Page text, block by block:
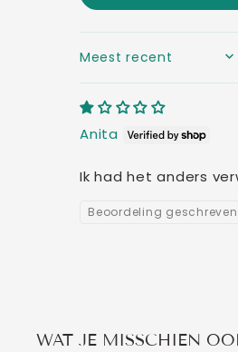
SORT BY
Anita
Ik had het anders
Beoordeling
WAT JE MISSCHIEN